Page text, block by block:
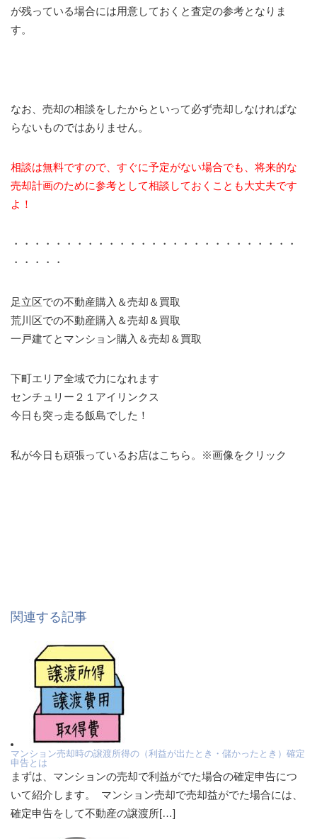
が残っている場合には用意しておくと査定の参考となりま
す。
なお、売却の相談をしたからといって必ず売却しなければな
らないものではありません。
相談は無料ですので、すぐに予定がない場合でも、将来的な
売却計画のために参考として相談しておくことも大丈夫です
よ！
・・・・・・・・・・・・・・・・・・・・・・・・・・・
・・・・・
足立区での不動産購入＆売却＆買取
荒川区での不動産購入＆売却＆買取
一戸建てとマンション購入＆売却＆買取
下町エリア全域で力になれます
センチュリー２１アイリンクス
今日も突っ走る飯島でした！
私が今日も頑張っているお店はこちら。※画像をクリック
関連する記事
マンション売却時の譲渡所得の（利益が出たとき・儲かったとき）確定
申告とは
まずは、マンションの売却で利益がでた場合の確定申告につ
いて紹介します。 マンション売却で売却益がでた場合には、
確定申告をして不動産の譲渡所[…]